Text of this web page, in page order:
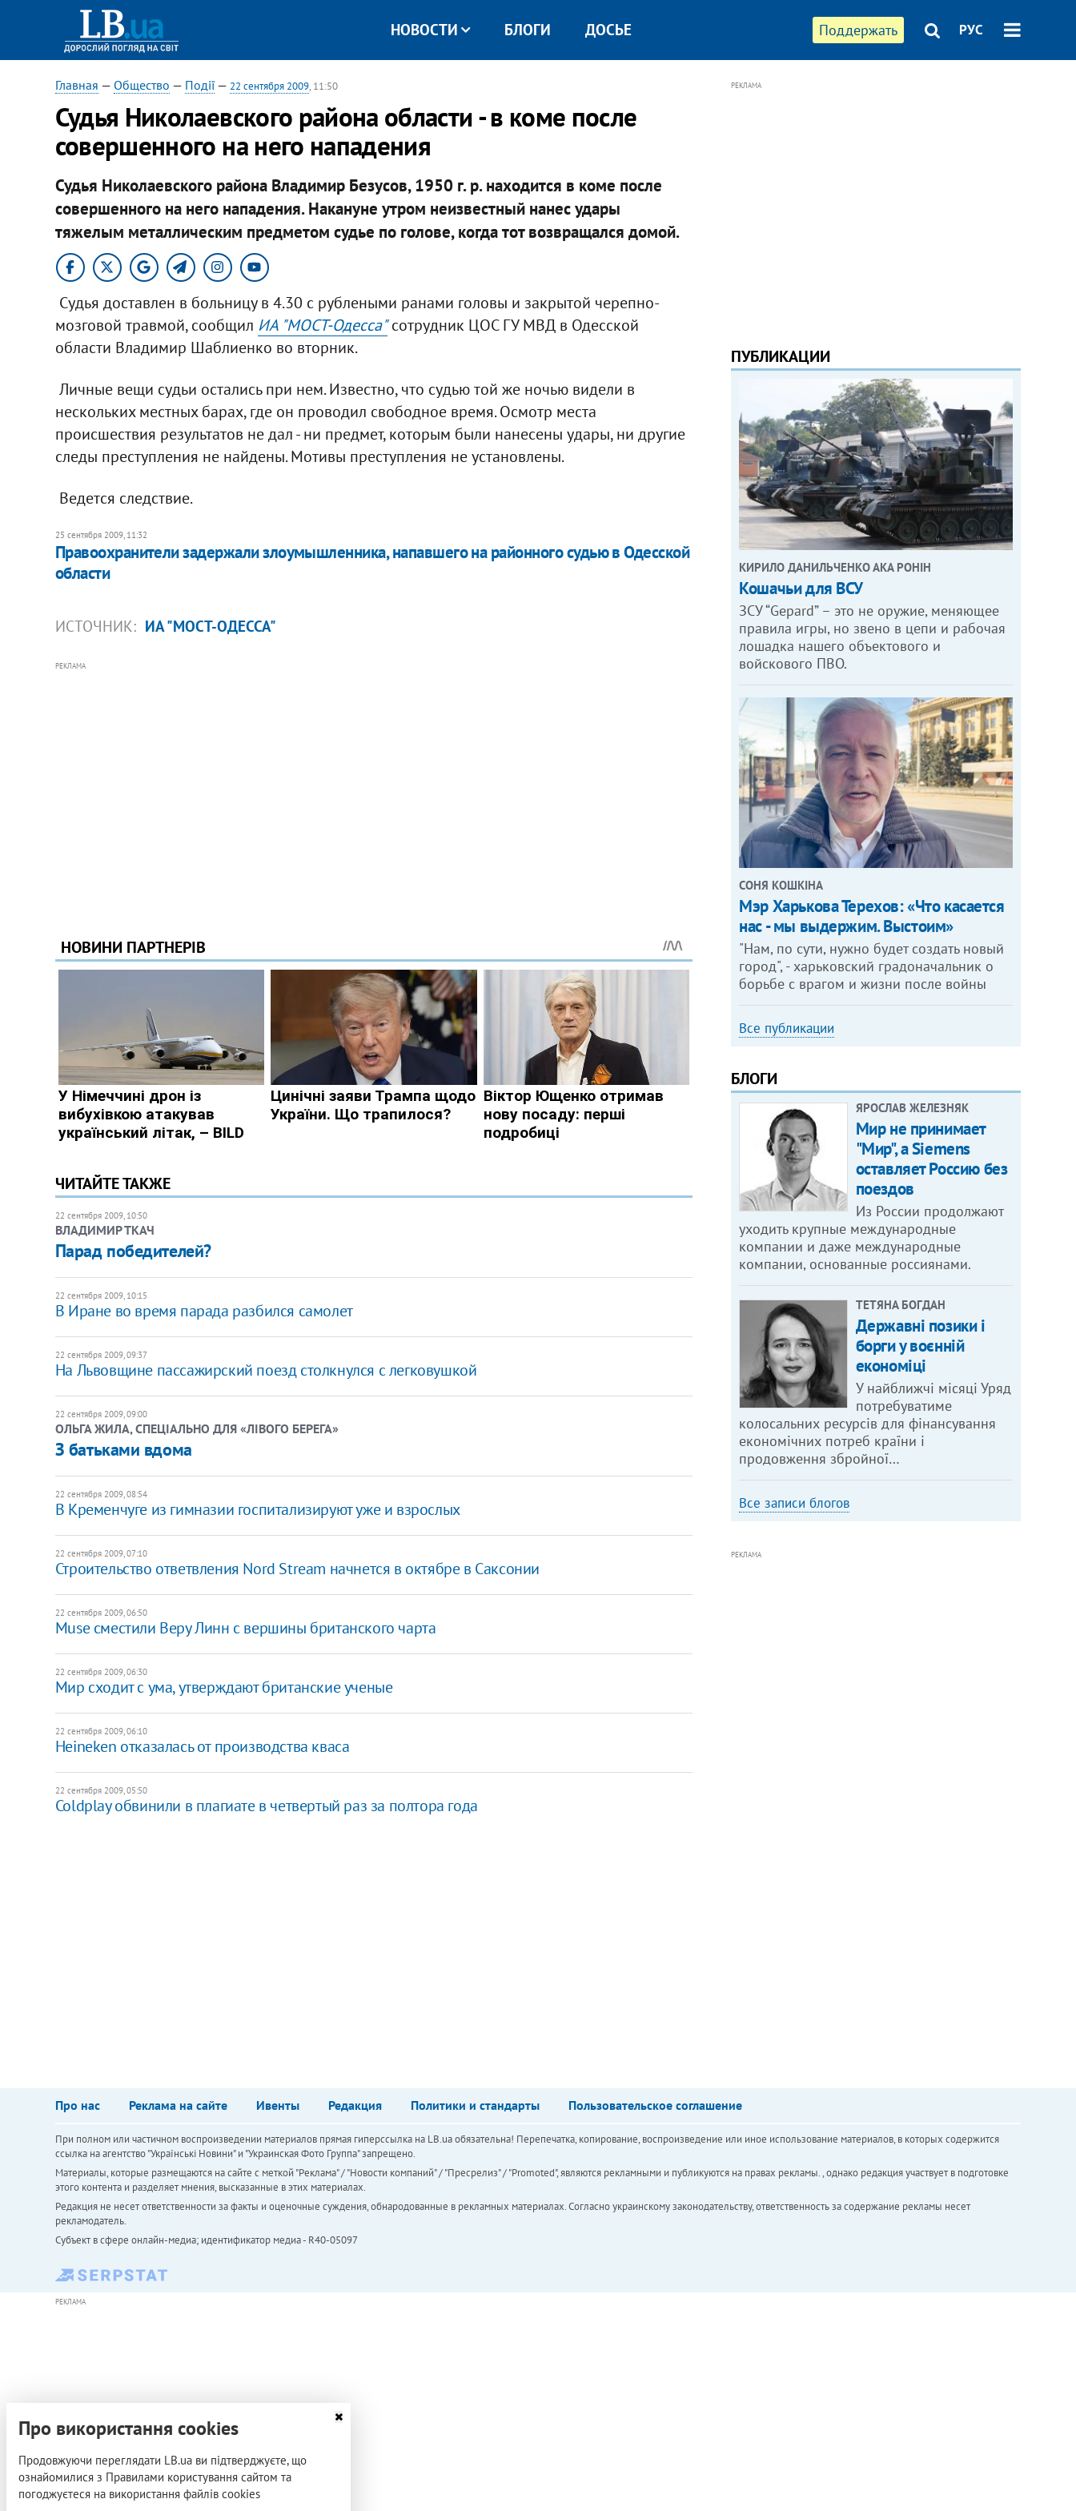
Поддержать РУС
НОВОСТИ БЛОГИ ДОСЬЕ
Главная — Общество — Події— 22 сентября 2009, 11:50
Судья Николаевского района области - в коме после
совершенного на него нападения
Судья Николаевского района Владимир Безусов, 1950 г. р. находится в коме после
совершенного на него нападения. Накануне утром неизвестный нанес удары
тяжелым металлическим предметом судье по голове, когда тот возвращался домой.
Судья доставлен в больницу в 4.30 с рублеными ранами головы и закрытой черепно-
мозговой травмой, сообщил ИА "МОСТ-Одесса"сотрудник ЦОС ГУ МВД в Одесской
области Владимир Шаблиенко во вторник.
Личные вещи судьи остались при нем. Известно, что судью той же ночью видели в
нескольких местных барах, где он проводил свободное время. Осмотр места
происшествия результатов не дал - ни предмет, которым были нанесены удары, ни другие
следы преступления не найдены. Мотивы преступления не установлены.
Ведется следствие.
25 сентября 2009, 11:32
Правоохранители задержали злоумышленника, напавшего на районного судью в Одесской
области
ИСТОЧНИК: ИА "МОСТ-ОДЕССА"
РЕКЛАМА
ЧИТАЙТЕ ТАКЖЕ
22 сентября 2009, 10:50
ВЛАДИМИР ТКАЧ
Парад победителей?
22 сентября 2009, 10:15
В Иране во время парада разбился самолет
22 сентября 2009, 09:37
На Львовщине пассажирский поезд столкнулся с легковушкой
22 сентября 2009, 09:00
ОЛЬГА ЖИЛА, СПЕЦІАЛЬНО ДЛЯ «ЛІВОГО БЕРЕГА»
З батьками вдома
22 сентября 2009, 08:54
В Кременчуге из гимназии госпитализируют уже и взрослых
22 сентября 2009, 07:10
Строительство ответвления Nord Stream начнется в октябре в Саксонии
22 сентября 2009, 06:50
Muse сместили Веру Линн с вершины британского чарта
22 сентября 2009, 06:30
Мир сходит с ума, утверждают британские ученые
22 сентября 2009, 06:10
Heineken отказалась от производства кваса
22 сентября 2009, 05:50
Coldplay обвинили в плагиате в четвертый раз за полтора года
РЕКЛАМА
ПУБЛИКАЦИИ
КИРИЛО ДАНИЛЬЧЕНКО АКА РОНІН
Кошачьи для ВСУ
ЗСУ “Gepard” – это не оружие, меняющее
правила игры, но звено в цепи и рабочая
лошадка нашего объектового и
войскового ПВО.
СОНЯ КОШКІНА
Мэр Харькова Терехов: «Что касается
нас - мы выдержим. Выстоим»
"Нам, по сути, нужно будет создать новый
город", - харьковский градоначальник о
борьбе с врагом и жизни после войны
Все публикации
БЛОГИ
ЯРОСЛАВ ЖЕЛЕЗНЯК
Мир не принимает
"Мир", а Siemens
оставляет Россию без
поездов
Из России продолжают
уходить крупные международные
компании и даже международные
компании, основанные россиянами.
ТЕТЯНА БОГДАН
Державні позики і
борги у воєнній
економіці
У найближчі місяці Уряд
потребуватиме
колосальних ресурсів для фінансування
економічних потреб країни і
продовження збройної…
Все записи блогов
РЕКЛАМА
Про нас Реклама на сайте Ивенты Редакция Политики и стандарты Пользовательское соглашение
При полном или частичном воспроизведении материалов прямая гиперссылка на LB.ua обязательна! Перепечатка, копирование, воспроизведение или иное использование материалов, в которых содержится
ссылка на агентство "Українськi Новини" и "Украинская Фото Группа" запрещено.
Материалы, которые размещаются на сайте с меткой "Реклама" / "Новости компаний" / "Пресрелиз" / "Promoted", являются рекламными и публикуются на правах рекламы. , однако редакция участвует в подготовке
этого контента и разделяет мнения, высказанные в этих материалах.
Редакция не несет ответственности за факты и оценочные суждения, обнародованные в рекламных материалах. Согласно украинскому законодательству, ответственность за содержание рекламы несет
рекламодатель.
Субъект в сфере онлайн-медиа; идентификатор медиа - R40-05097
РЕКЛАМА
Про використання cookies
Продовжуючи переглядати LB.ua ви підтверджуєте, що
ознайомилися з Правилами користування сайтом та
погоджуєтеся на використання файлів cookies